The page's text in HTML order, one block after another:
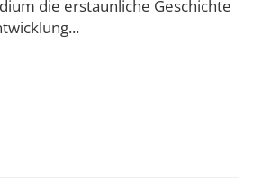
die erstaunliche Geschichte